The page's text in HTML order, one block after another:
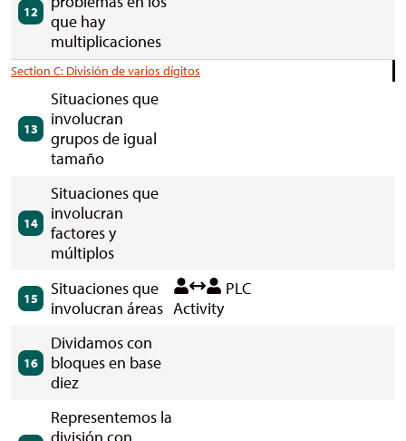
12
que hay
multiplicaciones
Section C: División de varios dígitos
13
Situaciones que
involucran
grupos de igual
tamaño
14
Situaciones que
involucran
factores y
múltiplos
15
Situaciones que
involucran áreas
PLC
Activity
16
Dividamos con
bloques en base
diez
Representemos la